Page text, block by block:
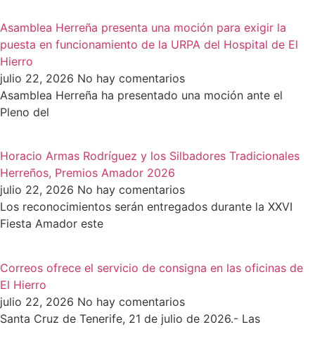
Asamblea Herreña presenta una moción para exigir la
puesta en funcionamiento de la URPA del Hospital de El
Hierro
julio 22, 2026 No hay comentarios
Asamblea Herreña ha presentado una moción ante el
Pleno del
Horacio Armas Rodríguez y los Silbadores Tradicionales
Herreños, Premios Amador 2026
julio 22, 2026 No hay comentarios
Los reconocimientos serán entregados durante la XXVI
Fiesta Amador este
Correos ofrece el servicio de consigna en las oficinas de
El Hierro
julio 22, 2026 No hay comentarios
Santa Cruz de Tenerife, 21 de julio de 2026.- Las